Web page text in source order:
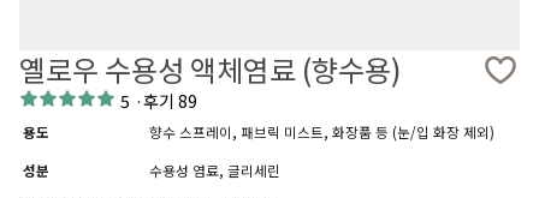
옐로우 수용성 액체염료 (향수용)
5 ·후기 89
용도
향수 스프레이, 패브릭 미스트, 화장품 등 (눈/입 화장 제외)
성분
수용성 염료, 글리세린